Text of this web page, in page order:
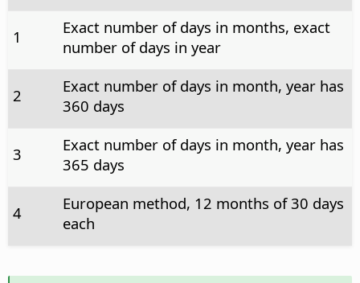
1
Exact number of days in months, exact
number of days in year
2
Exact number of days in month, year has
360 days
3
Exact number of days in month, year has
365 days
4
European method, 12 months of 30 days
each